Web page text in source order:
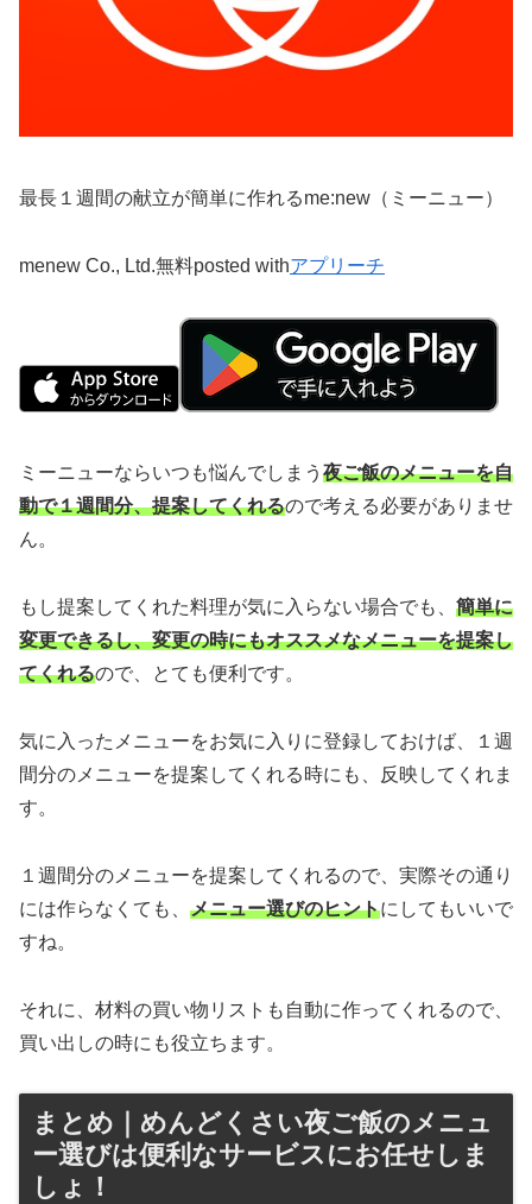
最長１週間の献立が簡単に作れるme:new（ミーニュー）
menew Co., Ltd.無料posted withアプリーチ
ミーニューならいつも悩んでしまう 夜ご飯のメニューを自
動で１週間分、提案してくれるので考える必要がありませ
ん。
もし提案してくれた料理が気に入らない場合でも、 簡単に
変更できるし、変更の時にもオススメなメニューを提案し
てくれるので、とても便利です。
気に入ったメニューをお気に入りに登録しておけば、１週
間分のメニューを提案してくれる時にも、反映してくれま
す。
１週間分のメニューを提案してくれるので、実際その通り
には作らなくても、 メニュー選びのヒントにしてもいいで
すね。
それに、材料の買い物リストも自動に作ってくれるので、
買い出しの時にも役立ちます。
まとめ｜めんどくさい夜ご飯のメニュ
ー選びは便利なサービスにお任せしま
しょ！